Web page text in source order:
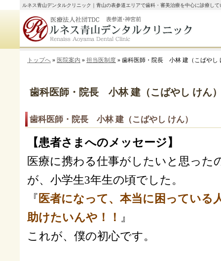
歯科医師・院長 小林 建（こばやし けん
ルネス青山デンタルクリニック｜青山の表参道エリアで歯科・審美治療を中心に診療して
トップへ » 医院案内 » 担当医制度 » 歯科医師・院長 小林 建（こばやし
歯科医師・院長 小林 建（こばやし けん）
【患者さまへのメッセージ】
医療に携わる仕事がしたいと思った
が、小学生3年生の頃でした。
『 医者になって、本当に困っている
助けたいんや！！ 』
これが、僕の初心です。